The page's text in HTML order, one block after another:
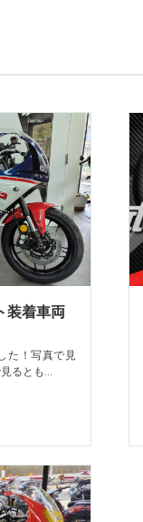
装着車両
た！写真で見
るとも...